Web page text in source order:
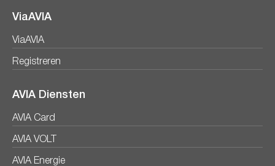
ViaAVIA
ViaAVIA
Registreren
AVIA Diensten
AVIA Card
AVIA VOLT
AVIA Energie